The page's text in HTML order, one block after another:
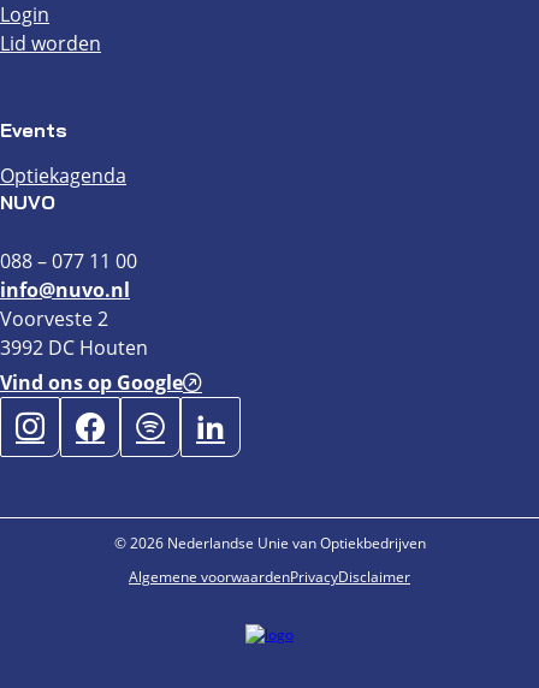
Login
Lid worden
Events
Optiekagenda
NUVO
088 – 077 11 00
info@nuvo.nl
Voorveste 2
3992 DC Houten
Vind ons op Google
© 2026 Nederlandse Unie van Optiekbedrijven
Algemene voorwaardenPrivacyDisclaimer